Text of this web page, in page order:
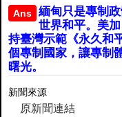
Ans
緬甸只是專制
世界和平。美
持臺灣示範《永久和
個專制國家，讓專制
曙光。
新聞來源
原新聞連結